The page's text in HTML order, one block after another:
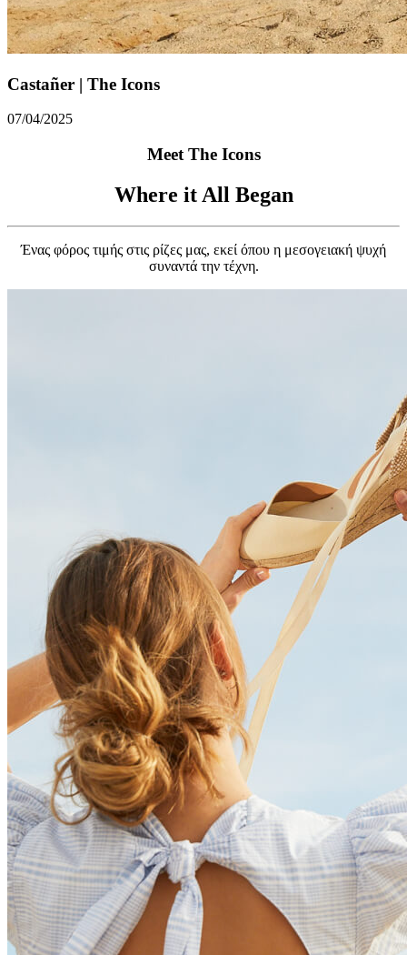
Castañer | The Icons
07/04/2025
Meet The Icons
Where it All Began
Ένας φόρος τιμής στις ρίζες μας, εκεί όπου η μεσογειακή ψυχή
συναντά την τέχνη.